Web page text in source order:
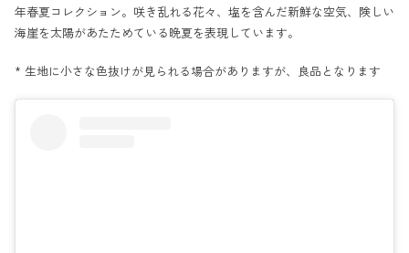
年春夏コレクション。咲き乱れる花々、塩を含んだ新鮮な空気、険しい
海崖を太陽があたためている晩夏を表現しています。
* 生地に小さな色抜けが見られる場合がありますが、良品となります